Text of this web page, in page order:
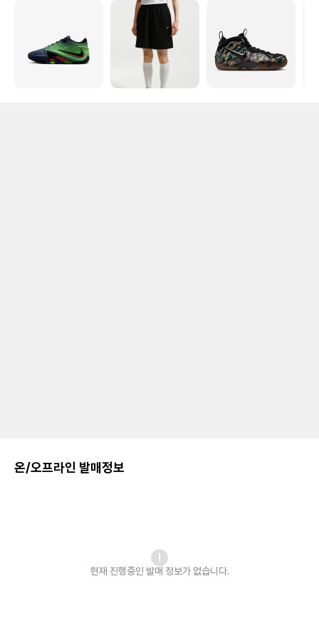
온/오프라인 발매정보
현재 진행중인 발매 정보가 없습니다.